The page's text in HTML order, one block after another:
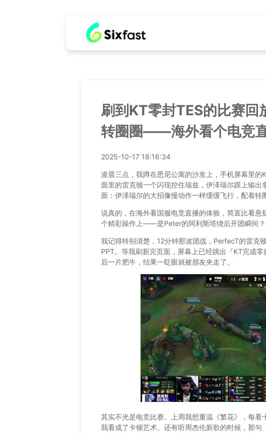
刷到KT零封TES的比赛回
转圈圈——海外看个电竞
2025-10-17 18:16:34
凌晨三点，我蹲在悉尼公寓的沙发上，手机屏幕里
面里的雷克顿一个闪现控住瑞兹，伊泽瑞尔跟上输
面：伊泽瑞尔的大招像慢动作一样缓缓飞行，配着转
说真的，在海外看国服电竞直播的体验，简直比看
个精彩操作上——是Peter的阿利斯塔绕后开团瞬间
我记得特别清楚，12分钟那波团战，PerfecT的雷克
PPT。等我刷新完页面，屏幕上已经跳出『KT完成
后一片肥牛，结果一眨眼就被朋友夹走了。
其实不光是电竞比赛。上周我想重温《繁花》，每
我看成了卡顿艺术。还有听周杰伦新歌的时候，那